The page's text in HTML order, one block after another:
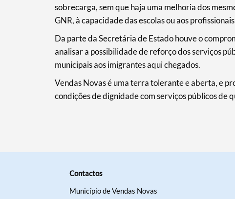
sobrecarga, sem que haja uma melhoria dos
GNR, à capacidade das escolas ou aos
Da parte da Secretária de Estado houve o
analisar a possibilidade de reforço dos serviços
municipais aos imigrantes aqui chegados.
Vendas Novas é uma terra tolerante e aberta, e
condições de dignidade com serviços públicos de
Contactos
Município de Vendas Novas